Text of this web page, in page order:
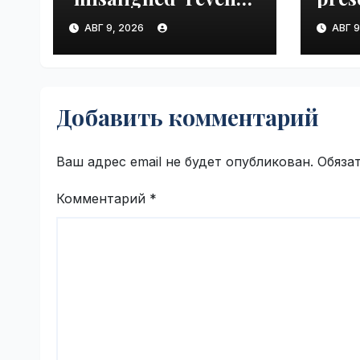
sharing program
with Original
Content Rewards |
АВГ 9, 2026 АВГ
Добавить комментарий
Ваш адрес email не будет опубликован.
Комментарий *